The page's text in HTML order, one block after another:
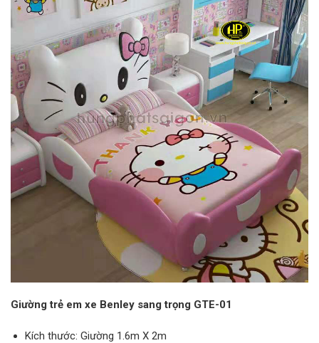
Giường trẻ em xe Benley sang trọng GTE-01
Kích thước: Giường 1.6m X 2m